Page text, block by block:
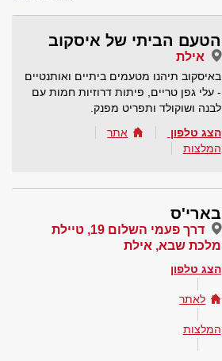
הטעם הביתי של איסקוב
אילת
באיסקוב תיהנו מטעמים ביתיים ואותנטיים
- עלי גפן טריים, פיתות דרוזיות חמות עם
לבנה ושוקולד ותפריט מפנק.
הצג טלפון
אתר
המלצות
בארי'ס
דרך פעמי השלום 19, טיילת
מלכת שבא, אילת
הצג טלפון
לאתר
המלצות